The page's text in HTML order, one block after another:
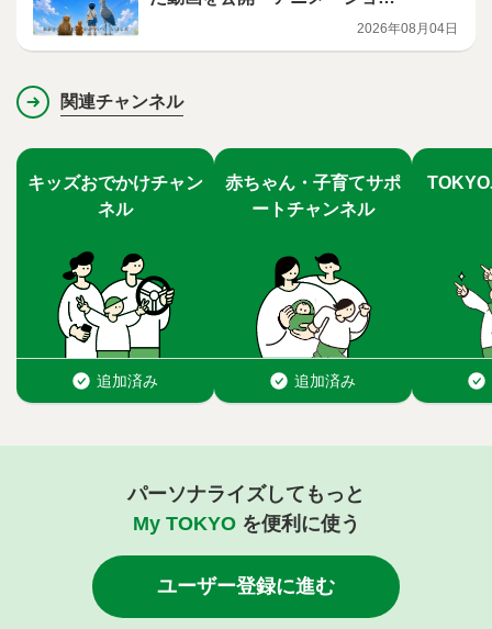
2026年08月04日
関連チャンネル
パーソナライズしてもっと
My TOKYOを便利に使う
ユーザー登録に進む